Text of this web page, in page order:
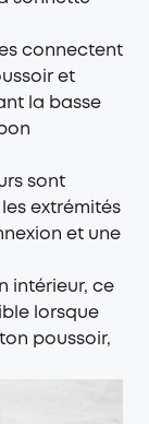
connectent
et
la basse
sont
extrémités
et une
intérieur, ce
lorsque
poussoir,